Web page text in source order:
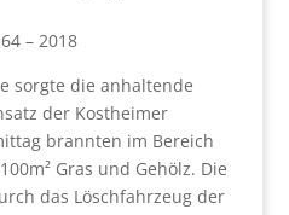
– 2018
sorgte die anhaltende
der Kostheimer
brannten im Bereich
Gras und Gehölz. Die
das Löschfahrzeug der